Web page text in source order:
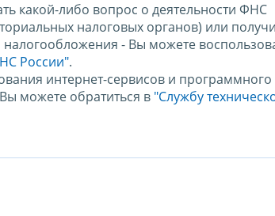
какой-либо вопрос о деятельности ФНС
налоговых органов) или
- Вы можете
России".
интернет-сервисов и программного
можете обратиться в "Службу